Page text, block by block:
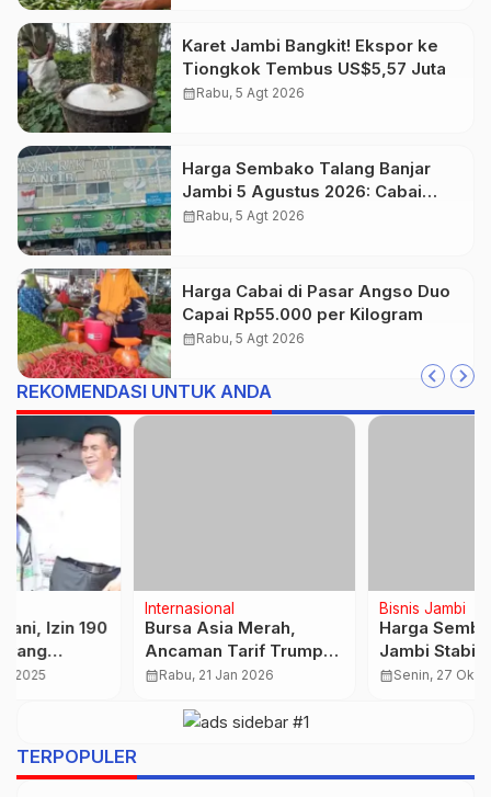
Karet Jambi Bangkit! Ekspor ke
Tiongkok Tembus US$5,57 Juta
calendar_monthRabu, 5 Agt 2026
Harga Sembako Talang Banjar
Jambi 5 Agustus 2026: Cabai
Rawit Merah Naik Jadi Rp55 Ribu
calendar_monthRabu, 5 Agt 2026
Harga Cabai di Pasar Angso Duo
Capai Rp55.000 per Kilogram
calendar_monthRabu, 5 Agt 2026
REKOMENDASI UNTUK ANDA
Bursa Asia Merah,
Ancaman Tarif Trump
ke Eropa Picu
calendar_monthRabu, 21 Jan 2026
Harga Sembako di Kota
Jambi Stabil Akhir
Oktober 2025, Cabe
Perubahan Harga Tipis
calendar_month Senin, 27 Okt 2025
TERPOPULER